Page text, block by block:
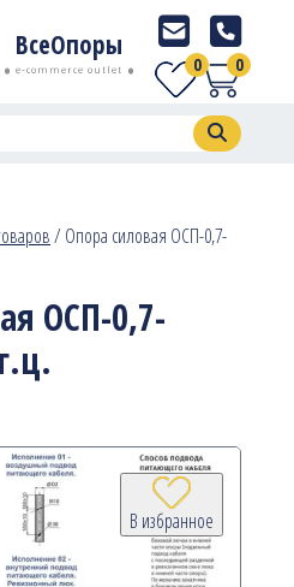
ВсеОпоры
e-commerce outlet 0
0
/Опора силовая ОСП-0,7-
ОСП-0,7-
В избранное